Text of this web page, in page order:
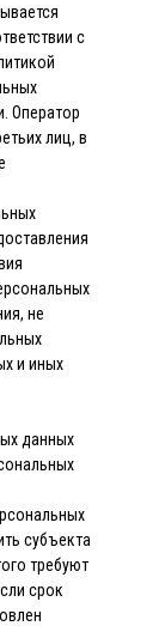
с
Оператор
лиц, в
не
и иных
данных
субъекта
требуют
срок